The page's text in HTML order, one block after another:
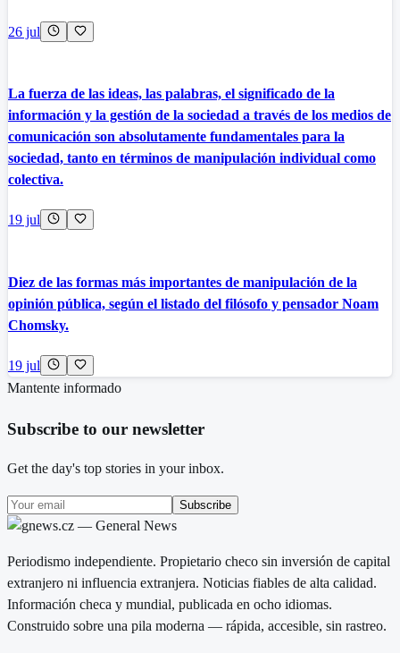
26 jul
La fuerza de las ideas, las palabras, el significado de la
información y la gestión de la sociedad a través de los medios de
comunicación son absolutamente fundamentales para la
sociedad, tanto en términos de manipulación individual como
colectiva.
19 jul
Diez de las formas más importantes de manipulación de la
opinión pública, según el listado del filósofo y pensador Noam
Chomsky.
19 jul
Mantente informado
Subscribe to our newsletter
Get the day's top stories in your inbox.
Subscribe
Periodismo independiente. Propietario checo sin inversión de capital
extranjero ni influencia extranjera. Noticias fiables de alta calidad.
Información checa y mundial, publicada en ocho idiomas.
Construido sobre una pila moderna — rápida, accesible, sin rastreo.